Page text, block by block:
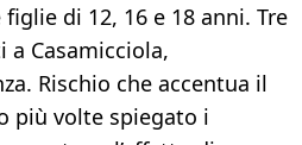
di 12, 16 e 18 anni. Tre
Casamicciola,
Rischio che accentua il
più volte spiegato i